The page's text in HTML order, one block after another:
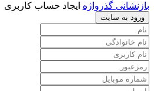
بازنشانی گذرواژه ایجاد حساب کاربری
ورود به سایت